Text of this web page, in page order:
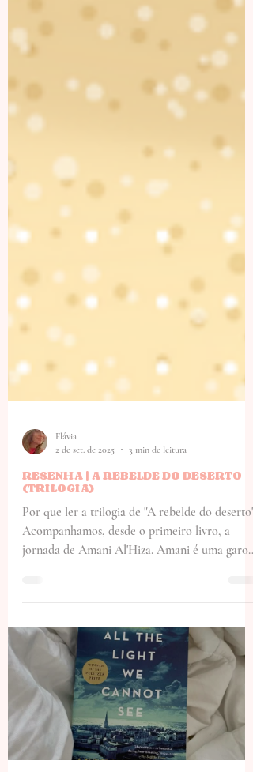
Flávia
2 de set. de 2025
RESENHA | A REBELDE DO DESERTO
(TRILOGIA)
Por que ler a trilogia de "A rebelde do deserto"?
parentes distantes. Sofrendo maus tratos
constantes de sua família e inserida numa
sociedade que espera apenas que as mulheres
sejam boas esposas e se submetam a diversos
abusos, Amani sonha em fugir de sua cidade -
Vila da Poeira - e ir buscar uma nova vida na
capital, Izman.